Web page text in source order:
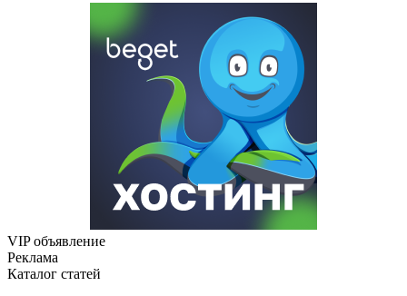
VIP объявление
Реклама
Каталог статей